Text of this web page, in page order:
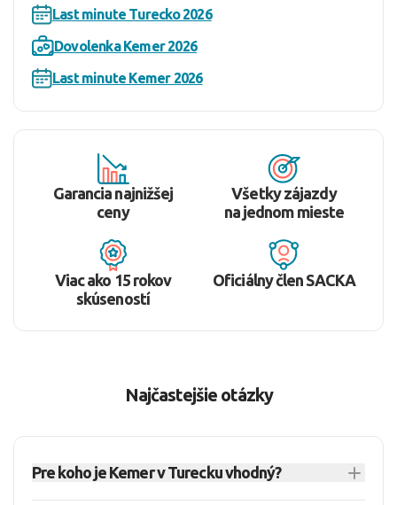
Last minute Turecko 2026
Dovolenka Kemer 2026
Last minute Kemer 2026
Garancia najnižšej
ceny
Všetky zájazdy
na jednom mieste
Viac ako 15 rokov
skúseností
Oficiálny člen SACKA
Najčastejšie otázky
Pre koho je Kemer v Turecku vhodný?